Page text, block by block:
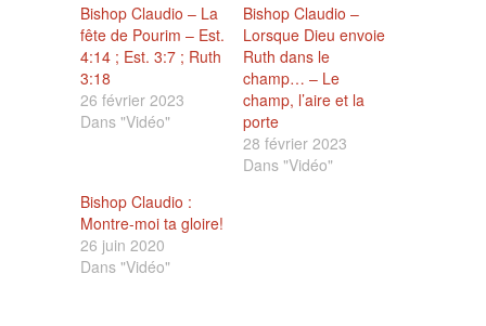
Bishop Claudio – La
fête de Pourim – Est.
4:14 ; Est. 3:7 ; Ruth
3:18
26 février 2023
Dans "Vidéo"
Bishop Claudio –
Lorsque Dieu envoie
Ruth dans le
champ… – Le
champ, l’aire et la
porte
28 février 2023
Dans "Vidéo"
Bishop Claudio :
Montre-moi ta gloire!
26 juin 2020
Dans "Vidéo"